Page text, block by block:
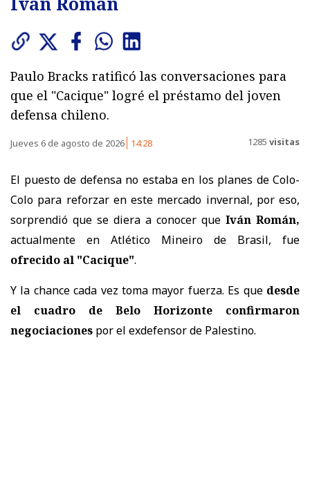
Paulo Bracks ratificó las conversaciones para
que el "Cacique" logré el préstamo del joven
defensa chileno.
Jueves 6 de agosto de 2026 14:28 1285 visitas
El puesto de defensa no estaba en los planes de Colo-
Colo para reforzar en este mercado invernal, por eso,
sorprendió que se diera a conocer que Iván Román,
actualmente en Atlético Mineiro de Brasil, fue
ofrecido al "Cacique".
Y la chance cada vez toma mayor fuerza. Es que desde
el cuadro de Belo Horizonte confirmaron
negociaciones por el exdefensor de Palestino.